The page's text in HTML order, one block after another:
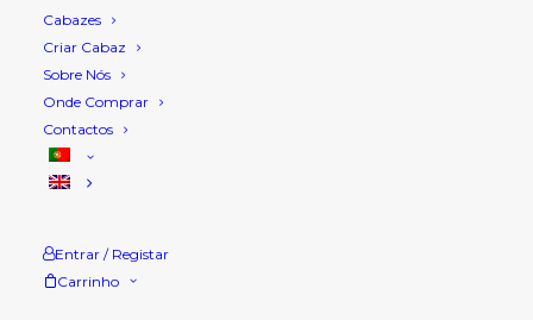
Cabazes
Criar Cabaz
Sobre Nós
Onde Comprar
Contactos
Entrar / Registar
Carrinho